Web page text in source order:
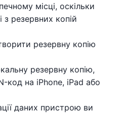
місці, оскільки
з резервних копій
резервну копію
резервну копію,
код на iPhone, iPad або
даних пристрою ви